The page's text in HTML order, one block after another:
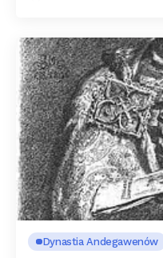
Dynastia Andegawenów